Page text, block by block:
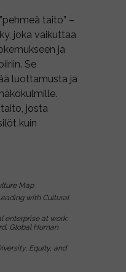
taito” –
joka vaikuttaa
ja
Se
luottamusta ja
josta
kuin
Map
with Cultural
enterprise at work:
Global Human
Equity, and